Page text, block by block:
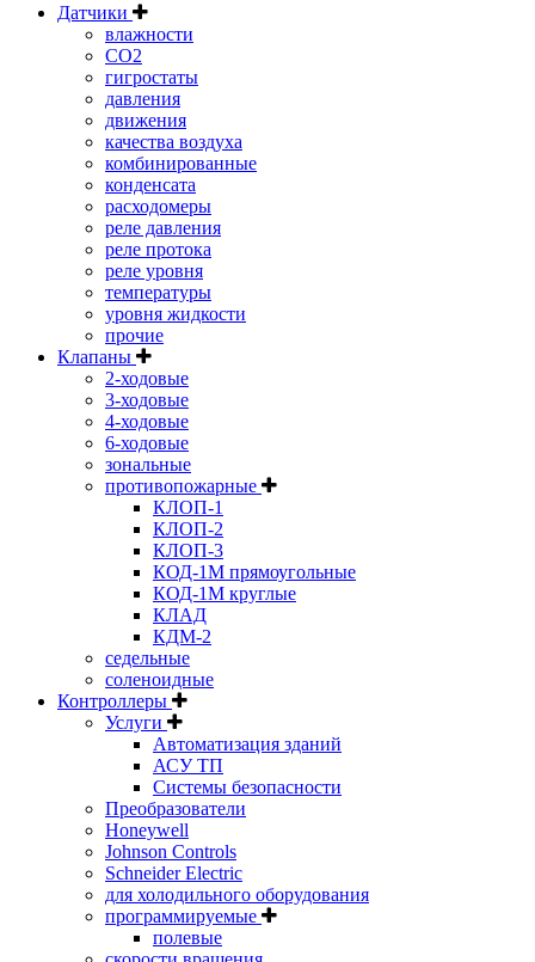
Датчики
влажности
CO2
гигростаты
давления
движения
качества воздуха
комбинированные
конденсата
расходомеры
реле давления
реле протока
реле уровня
температуры
уровня жидкости
прочие
Клапаны
2-ходовые
3-ходовые
4-ходовые
6-ходовые
зональные
противопожарные
КЛОП-1
КЛОП-2
КЛОП-3
КОД-1М прямоугольные
КОД-1М круглые
КЛАД
КДМ-2
седельные
соленоидные
Контроллеры
Услуги
Автоматизация зданий
АСУ ТП
Системы безопасности
Преобразователи
Honeywell
Johnson Controls
Schneider Electric
для холодильного оборудования
программируемые
полевые